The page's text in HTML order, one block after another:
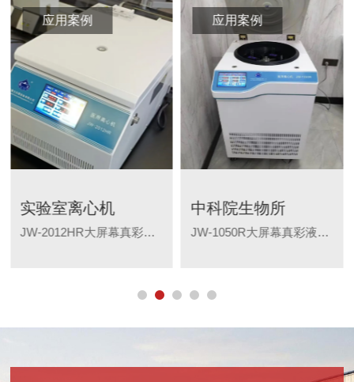
应用案例
实验室离心机
JW-2012HR大屏幕真彩液晶显示屏，全触屏操作界面；微电脑控制，无碳刷交流变频电机驱动，转速精度高，噪音低；可编程操作，多种升降速选择；可独立设定离心力、转速且同屏显示；DCT【Differential Centrifugation Technology】“差速离心”应用技术。广泛适用于：教学、科研、生化制品、医疗检验、食品安全、农产品检测、畜牧与水产检测、微生物、分子化学、环保、质检等行业。
应用案例
中科院生物所
JW-1050R大屏幕真彩液晶显示屏，全触屏操作界面；微电脑控制，无碳刷交流变频电机驱动，转速精度高，噪音低；可编程操作，多种升降速选择；可独立设定离心力、转速且同屏显示；DCT【Differential Centrifugation Technology】“差速离心”应用技术。广泛适用于：教学、科研、生化制品、医疗检验、食品安全、农产品检测、畜牧与水产检测、微生物、分子化学、环保、质检等行业。